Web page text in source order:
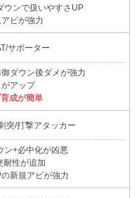
ウンで扱いやすさUP
アビが強力
サポーター
ダウン後ダメが強力
がアップ
成が簡単
突/打撃アタッカー
ン+必中化が凶悪
耐性が追加
新規アビが強力